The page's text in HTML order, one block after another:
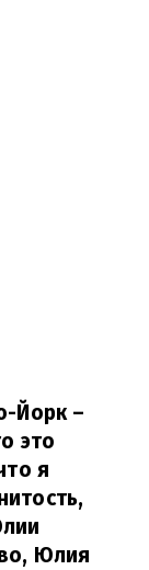
Йорк –
это
я
Юлия